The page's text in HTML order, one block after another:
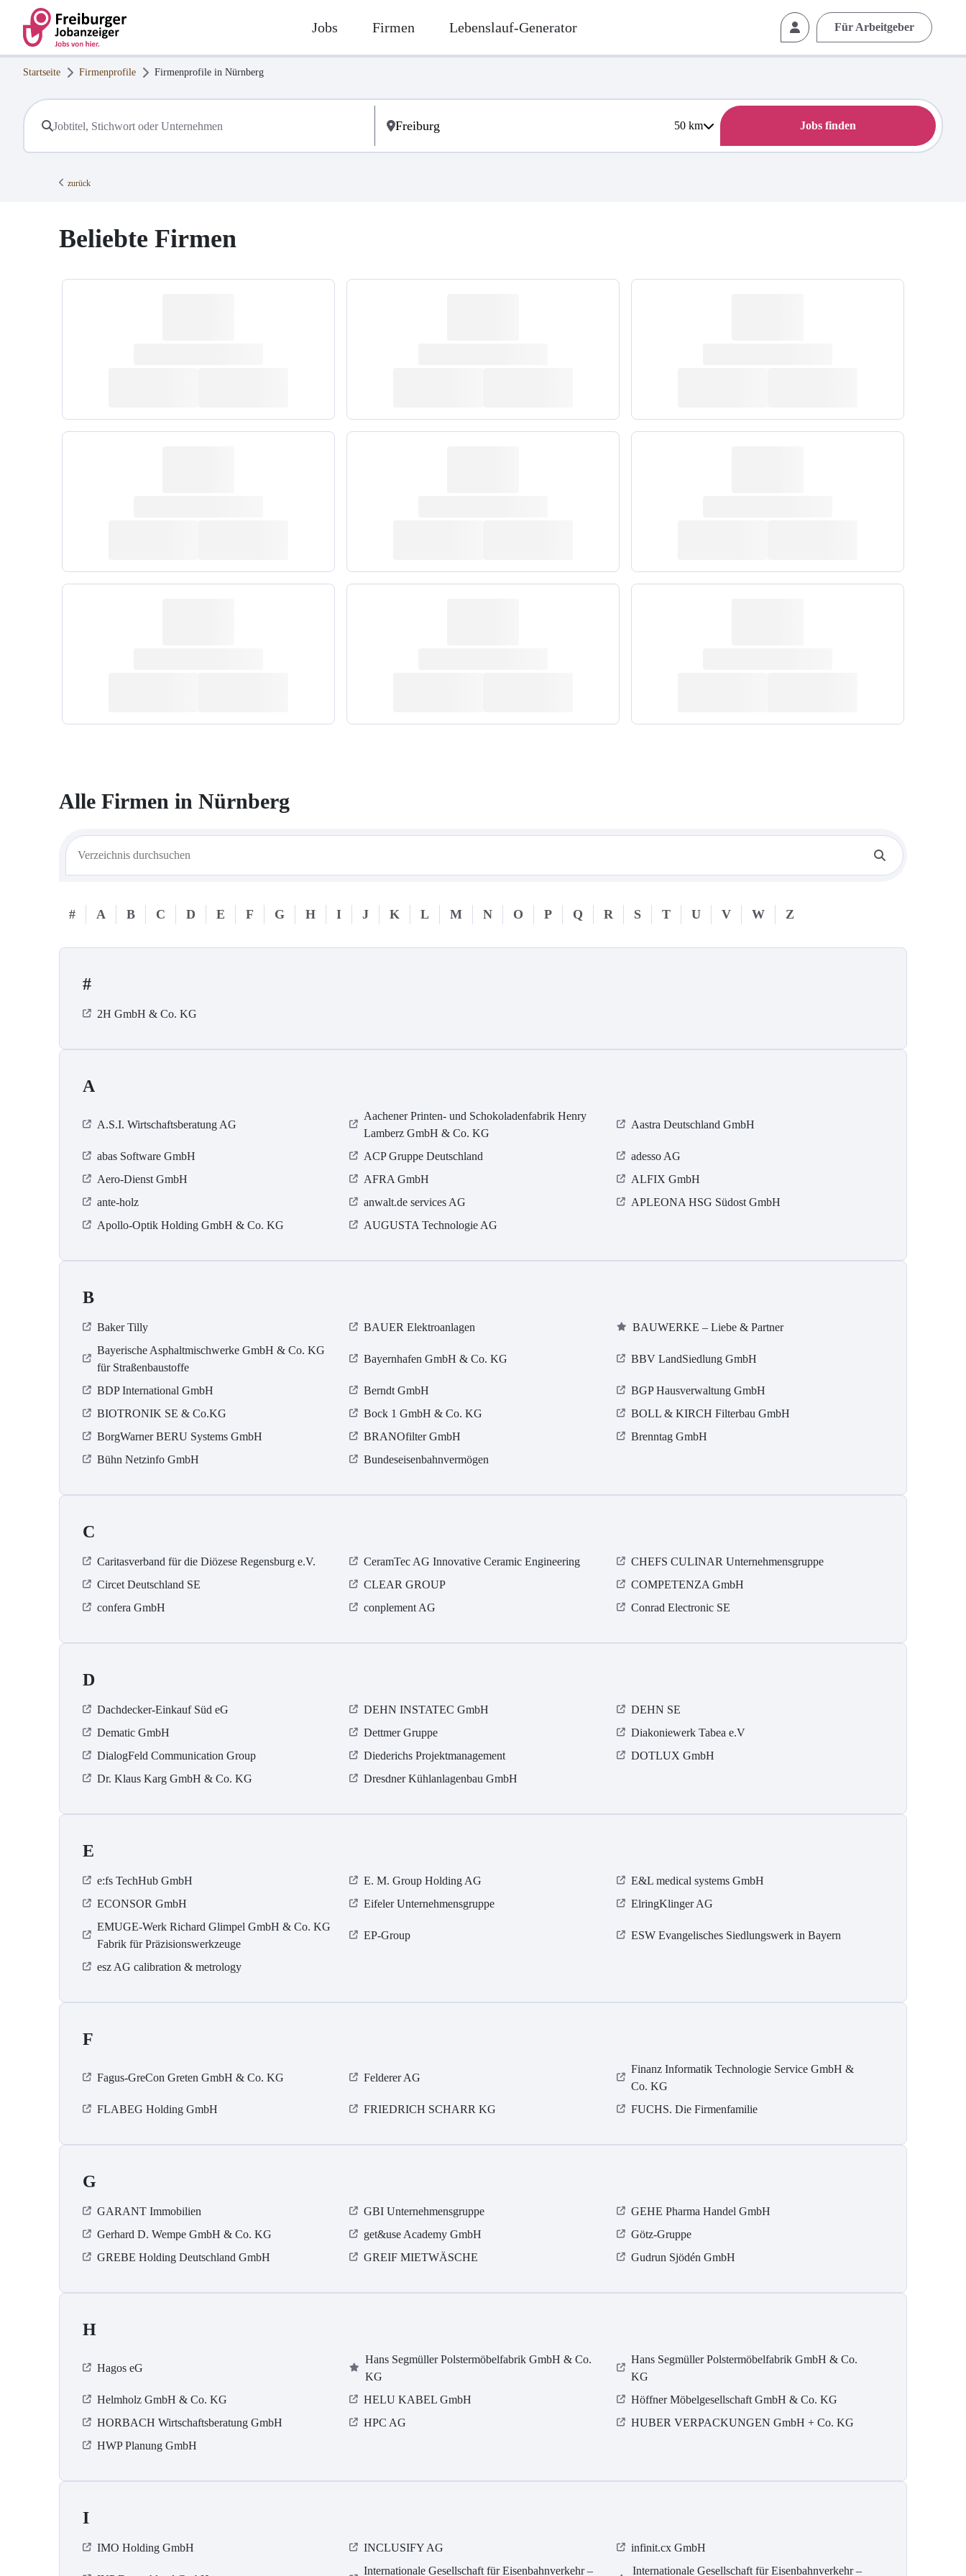
Jobs Firmen Lebenslauf-Generator Für Arbeitgeber
Startseite Firmenprofile Firmenprofile in Nürnberg
50km Jobs finden
zurück
Beliebte Firmen
Alle Firmen in Nürnberg
# A B C D E F G H I J K L M N O P Q R S T U V W Z
#
2H GmbH & Co. KG
A
A.S.I. Wirtschaftsberatung AG
Aachener Printen- und Schokoladenfabrik Henry
Lamberz GmbH & Co. KG
Aastra Deutschland GmbH
abas Software GmbH ACP Gruppe Deutschland
adesso AG
Aero-Dienst GmbH
AFRA GmbH
ALFIX GmbH
ante-holz
anwalt.de services AG
APLEONA HSG Südost GmbH
Apollo-Optik Holding GmbH & Co. KG
AUGUSTA Technologie AG
B
Baker Tilly BAUER Elektroanlagen
BAUWERKE – Liebe & Partner
Bayerische Asphaltmischwerke GmbH & Co. KG
für Straßenbaustoffe
Bayernhafen GmbH & Co. KG BBV LandSiedlung GmbH
BDP International GmbH Berndt GmbH
BGP Hausverwaltung GmbH
BIOTRONIK SE & Co.KG
Bock 1 GmbH & Co. KG
BOLL & KIRCH Filterbau GmbH
BorgWarner BERU Systems GmbH
BRANOfilter GmbH
Brenntag GmbH
Bühn Netzinfo GmbH
Bundeseisenbahnvermögen
C
Caritasverband für die Diözese Regensburg e.V. CeramTec AG Innovative Ceramic Engineering
CHEFS CULINAR Unternehmensgruppe
Circet Deutschland SE
CLEAR GROUP
COMPETENZA GmbH
confera GmbH
conplement AG Conrad Electronic SE
D
Dachdecker-Einkauf Süd eG DEHN INSTATEC GmbH
DEHN SE
Dematic GmbH
Dettmer Gruppe
Diakoniewerk Tabea e.V
DialogFeld Communication Group
Diederichs Projektmanagement
DOTLUX GmbH
Dr. Klaus Karg GmbH & Co. KG
Dresdner Kühlanlagenbau GmbH
E
e:fs TechHub GmbH E. M. Group Holding AG
E&L medical systems GmbH
ECONSOR GmbH
Eifeler Unternehmensgruppe
ElringKlinger AG
EMUGE-Werk Richard Glimpel GmbH & Co. KG
Fabrik für Präzisionswerkzeuge
EP-Group ESW Evangelisches Siedlungswerk in Bayern
esz AG calibration & metrology
F
Fagus-GreCon Greten GmbH & Co. KG Felderer AG
Finanz Informatik Technologie Service GmbH &
Co. KG
FLABEG Holding GmbH
FRIEDRICH SCHARR KG FUCHS. Die Firmenfamilie
G
GARANT Immobilien GBI Unternehmensgruppe
GEHE Pharma Handel GmbH
Gerhard D. Wempe GmbH & Co. KG
get&use Academy GmbH
Götz-Gruppe
GREBE Holding Deutschland GmbH
GREIF MIETWÄSCHE Gudrun Sjödén GmbH
H
Hagos eG
Hans Segmüller Polstermöbelfabrik GmbH & Co.
KG
Hans Segmüller Polstermöbelfabrik GmbH & Co.
KG
Helmholz GmbH & Co. KG
HELU KABEL GmbH
Höffner Möbelgesellschaft GmbH & Co. KG
HORBACH Wirtschaftsberatung GmbH
HPC AG
HUBER VERPACKUNGEN GmbH + Co. KG
HWP Planung GmbH
I
IMO Holding GmbH INCLUSIFY AG infinit.cx GmbH
Internationale Gesellschaft für Eisenbahnverkehr – Internationale Gesellschaft für Eisenbahnverkehr –